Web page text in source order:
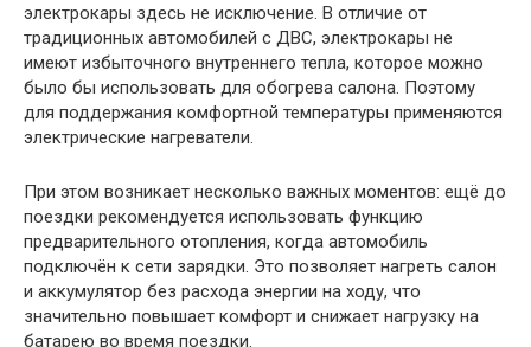
электрокары здесь не исключение. В отличие от
традиционных автомобилей с ДВС, электрокары не
имеют избыточного внутреннего тепла, которое можно
было бы использовать для обогрева салона. Поэтому
для поддержания комфортной температуры применяются
электрические нагреватели.
При этом возникает несколько важных моментов: ещё до
поездки рекомендуется использовать функцию
предварительного отопления, когда автомобиль
подключён к сети зарядки. Это позволяет нагреть салон
и аккумулятор без расхода энергии на ходу, что
значительно повышает комфорт и снижает нагрузку на
батарею во время поездки.